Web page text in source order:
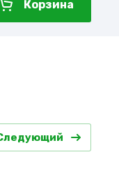
Корзина